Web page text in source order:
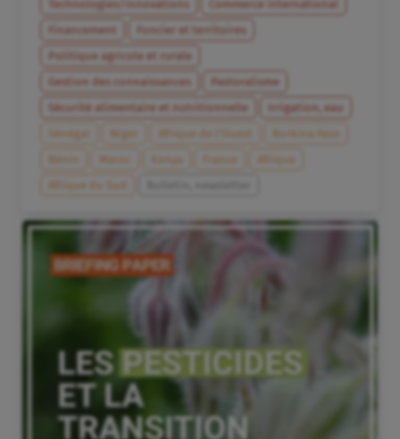
Technologies/innovations
Commerce international
Financement
Foncier et territoires
Politique agricole et rurale
Gestion des connaissances
Pastoralisme
Sécurité alimentaire et nutritionnelle
Irrigation, eau
Sénégal
Niger Afrique de l’Ouest
Burkina Faso
Maroc Kenya France
Afrique
Afrique du Sud